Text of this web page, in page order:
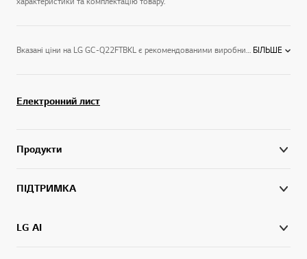
Вказані ціни на LG GC-Q22FTBKL є рекомендованими виробником і можуть відрізнятися від роздрібних. Придбати дану модель можливо у наших сертифікованих партнерів в магазинах або замовивши через інтернет. Зображення можуть відрізнятися від наведених. БІЛЬШЕ
Електронний лист
Продукти
ПІДТРИМКА
LG AI